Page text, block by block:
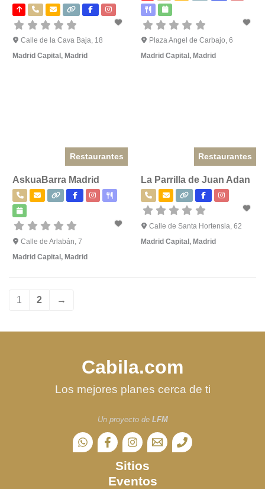
Calle de la Cava Baja, 18
Madrid Capital , Madrid
Plaza Angel de Carbajo, 6
Madrid Capital , Madrid
Restaurantes
AskuaBarra Madrid
Calle de Arlabán, 7
Madrid Capital, Madrid
Restaurantes
La Parrilla de Juan Adan
Calle de Santa Hortensia, 62
Madrid Capital,Madrid
1 2 →
Cabila.com
Los mejores planes cerca de ti
Un proyecto de LFM
Sitios
Eventos